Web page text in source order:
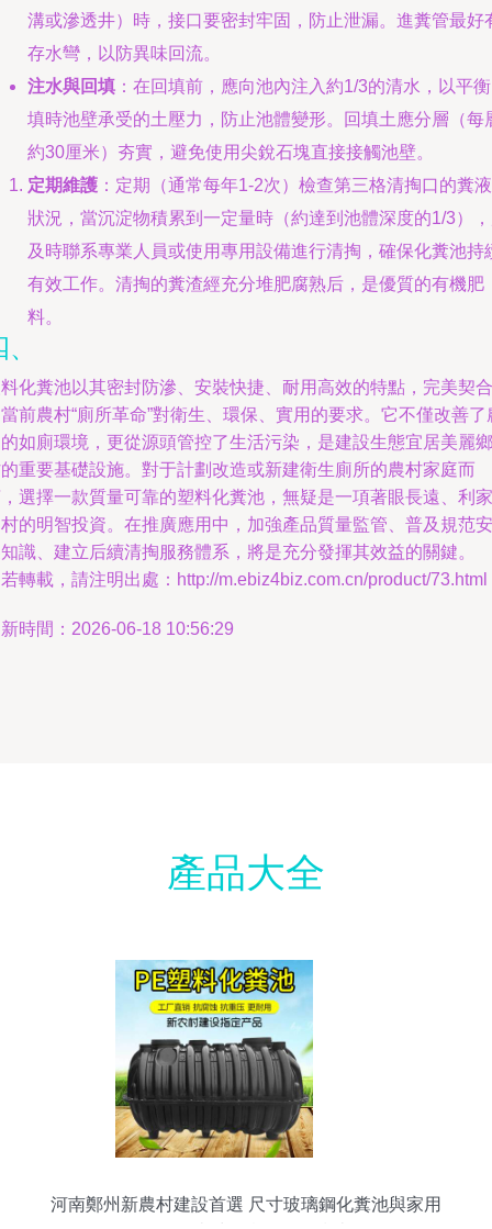
溝或滲透井）時，接口要密封牢固，防止泄漏。進糞管最好
存水彎，以防異味回流。
注水與回填 ：在回填前，應向池內注入約1/3的清水，以平
填時池壁承受的土壓力，防止池體變形。回填土應分層（每
約30厘米）夯實，避免使用尖銳石塊直接接觸池壁。
定期維護 ：定期（通常每年1-2次）檢查第三格清掏口的糞液
狀況，當沉淀物積累到一定量時（約達到池體深度的1/3）
及時聯系專業人員或使用專用設備進行清掏，確保化糞池持
有效工作。清掏的糞渣經充分堆肥腐熟后，是優質的有機肥
料。
化糞池以其密封防滲、安裝快捷、耐用高效的特點，完美契合
前農村“廁所革命”對衛生、環保、實用的要求。它不僅改善了
如廁環境，更從源頭管控了生活污染，是建設生態宜居美麗鄉
重要基礎設施。對于計劃改造或新建衛生廁所的農村家庭而
選擇一款質量可靠的塑料化糞池，無疑是一項著眼長遠、利家
的明智投資。在推廣應用中，加強產品質量監管、普及規范安
識、建立后續清掏服務體系，將是充分發揮其效益的關鍵。
轉載，請注明出處：http://m.ebiz4biz.com.cn/product/73.html
時間：2026-06-18 10:56:29
產品大全
河南鄭州新農村建設首選 尺寸玻璃鋼化糞池與家用